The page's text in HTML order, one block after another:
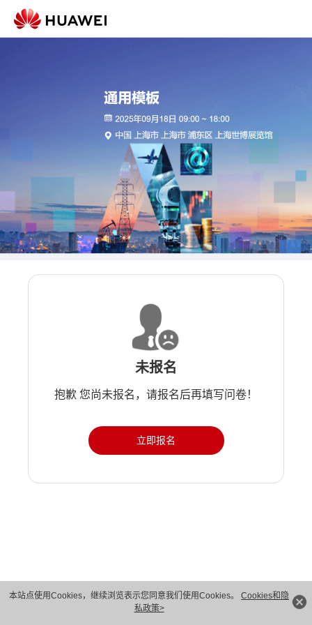
本站点使用Cookies，继续浏览表示您同意我们使用Cookies。 Cookies和隐
私政策>
未报名
抱歉 您尚未报名，请报名后再填写问卷！
立即报名
版权所有 © 华为技术有限公司 1998-2026。 保留一切权利。粤A2-20044005号
隐私保护
法律声明